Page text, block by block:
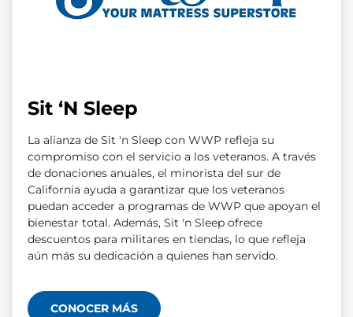
Sit ‘N Sleep
La alianza de Sit 'n Sleep con WWP refleja su
compromiso con el servicio a los veteranos. A través
de donaciones anuales, el minorista del sur de
California ayuda a garantizar que los veteranos
puedan acceder a programas de WWP que apoyan el
bienestar total. Además, Sit 'n Sleep ofrece
descuentos para militares en tiendas, lo que refleja
aún más su dedicación a quienes han servido.
CONOCER MÁS